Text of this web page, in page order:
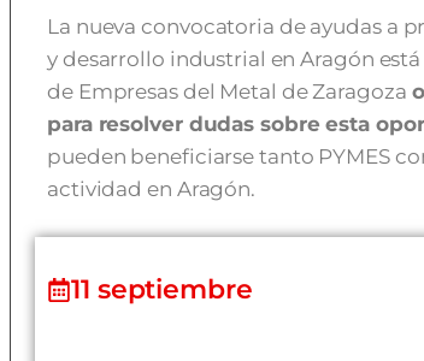
La nueva convocatoria de ayudas a
y desarrollo industrial en Aragón
de Empresas del Metal de Zaragoza
para resolver dudas sobre esta
pueden beneficiarse tanto PYMES
actividad en Aragón.
11 septiembre